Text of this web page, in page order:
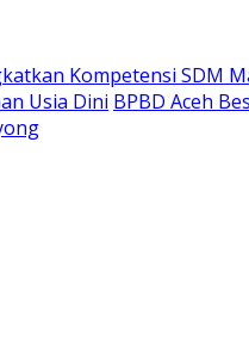
Kompetensi SDM
Usia Dini BPBD Aceh